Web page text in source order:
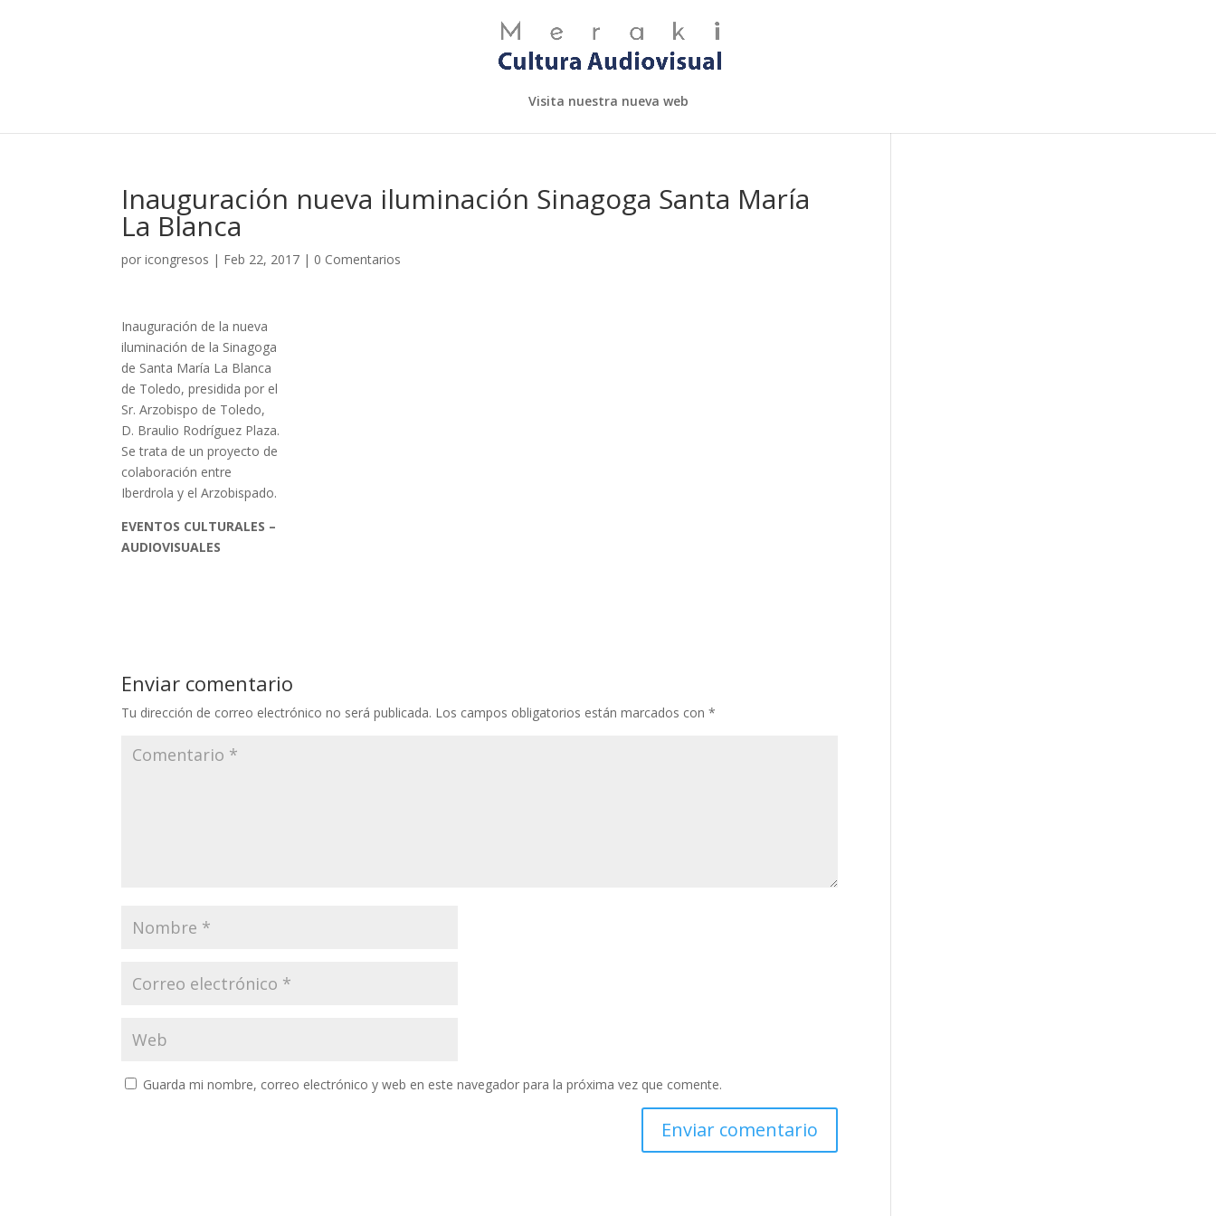
Visita nuestra nueva web
Inauguración nueva iluminación Sinagoga Santa María
La Blanca
poricongresos | Feb 22, 2017 | 0 Comentarios
Inauguración de la nueva
iluminación de la Sinagoga
de Santa María La Blanca
de Toledo, presidida por el
Sr. Arzobispo de Toledo,
D. Braulio Rodríguez Plaza.
Se trata de un proyecto de
colaboración entre
Iberdrola y el Arzobispado.
EVENTOS CULTURALES –
AUDIOVISUALES
Enviar comentario
Tu dirección de correo electrónico no será publicada. Los campos obligatorios están marcados con*
Guarda mi nombre, correo electrónico y web en este navegador para la próxima vez que comente.